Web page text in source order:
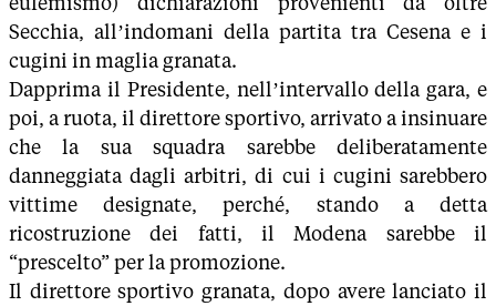
Secchia, all’indomani della partita tra Cesena e i
cugini in maglia granata.
Dapprima il Presidente, nell’intervallo della gara, e
poi, a ruota, il direttore sportivo, arrivato a insinuare
che la sua squadra sarebbe deliberatamente
danneggiata dagli arbitri, di cui i cugini sarebbero
vittime designate, perché, stando a detta
ricostruzione dei fatti, il Modena sarebbe il
“prescelto” per la promozione.
Il direttore sportivo granata, dopo avere lanciato il